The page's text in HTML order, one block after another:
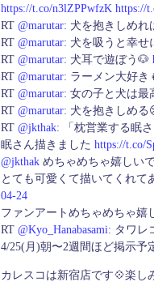
https://t.co/n3lZPPwfzK https://
RT @marutar: 犬を抱きしめれ
RT @marutar: 犬を吸うと幸せ
RT @marutar: 犬耳で遊ぼう🐶
RT @marutar: ラーメン大好き
RT @marutar: 女の子と犬は最
RT @marutar: 犬を抱きしめる
RT @jkthak: 「枕営業する眠
眠さん描きました https://t.co/
@jkthak めちゃめちゃ嬉しい
とても可愛くて描いてくれて
04-24
ファンアートめちゃめちゃ嬉
RT @Kyo_Hanabasami: タワレ
4/25(月)朝〜2週間ほど掲示予
カレスコは新宿店です💠楽し